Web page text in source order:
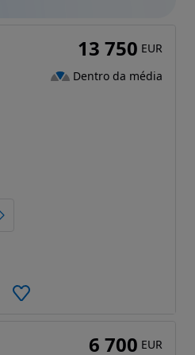
13 750 EUR
Dentro da média
6 700 EUR